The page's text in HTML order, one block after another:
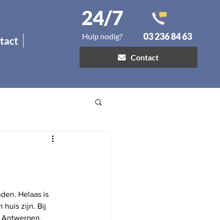
24/7
Hulp nodig? 03 236 84 63
Contact
Helaas is
huis zijn. Bij